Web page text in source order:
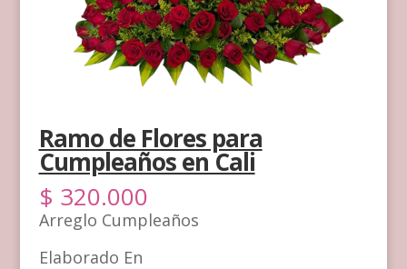
Ramo de Flores para
Cumpleaños en Cali
$ 320.000
Arreglo Cumpleaños
Elaborado En